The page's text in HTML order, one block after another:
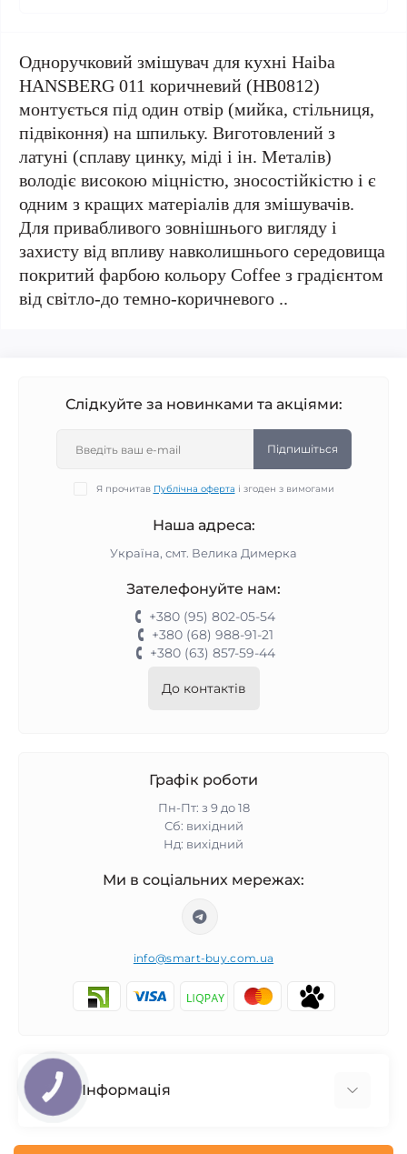
Одноручковий змішувач для кухні Haiba
HANSBERG 011 коричневий (HB0812)
монтується під один отвір (мийка, стільниця,
підвіконня) на шпильку. Виготовлений з
латуні (сплаву цинку, міді і ін. Металів)
володіє високою міцністю, зносостійкістю і є
одним з кращих матеріалів для змішувачів.
Для привабливого зовнішнього вигляду і
захисту від впливу навколишнього середовища
покритий фарбою кольору Coffee з градієнтом
від світло-до темно-коричневого ..
Слідкуйте за новинками та акціями:
Підпишіться
Я прочитав Публічна оферта і згоден з вимогами
Наша адреса:
Україна, смт. Велика Димерка
Зателефонуйте нам:
+380 (95) 802-05-54
+380 (68) 988-91-21
+380 (63) 857-59-44
До контактів
Графік роботи
Пн-Пт: з 9 до 18
Сб: вихідний
Нд: вихідний
Ми в соціальних мережах:
info@smart-buy.com.ua
Інформація
КНОПКА
ЗВ'ЯЗКУ